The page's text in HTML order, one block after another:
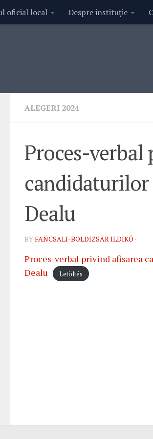
oficial local Despre instituție
ALEGERI 2024
Proces-verbal
candidaturilor
Dealu
BYFANCSALI-BOLDIZSÁR ILDIKÓ ·
Proces-verbal privind afisarea
Dealu
Letöltés